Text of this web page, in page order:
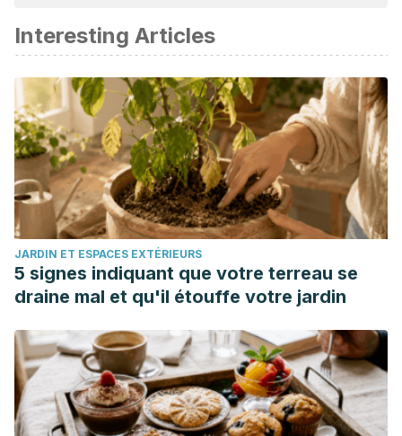
ou scientifique
Sandín, Bonifacio, et al. “Sucesos vitales estresantes y
trastornos de pánico: relación con el inicio del trastorno, la
gravedad clínica y la agorafobia.” (2006).
Mitrasinovic, Miodrag. “Agoraphobia: New York City Public
Space in the Time of COVID-19.”The Journal of Public
Space5.3 (2020): 83-90.
Tibi, Lee, et al. “An admixture analysis of age of onset in
agoraphobia.”Journal of affective disorders180 (2015): 112-
115.
Martin, Patrick. “The epidemiology of anxiety disorders: a
Dialogues in clinical neuroscience (2022).
Interesting Articles
JARDIN ET ESPACES EXTÉRIEURS
5 signes indiquant que votre terreau se
draine mal et qu'il étouffe votre jardin